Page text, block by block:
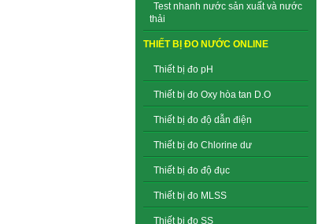
Test nhanh nước sản xuất và nước
thải
THIẾT BỊ ĐO NƯỚC ONLINE
Thiết bị đo pH
Thiết bị đo Oxy hòa tan D.O
Thiết bị đo độ dẫn điện
Thiết bị đo Chlorine dư
Thiết bị đo độ đục
Thiết bị đo MLSS
Thiết bị đo SS